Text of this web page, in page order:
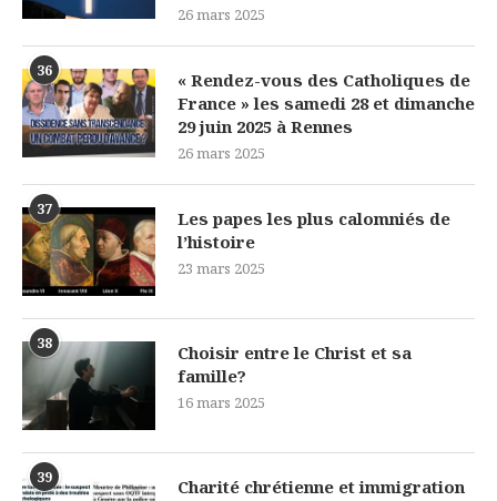
26 mars 2025
36
« Rendez-vous des Catholiques de
France » les samedi 28 et dimanche
29 juin 2025 à Rennes
26 mars 2025
37
Les papes les plus calomniés de
l’histoire
23 mars 2025
38
Choisir entre le Christ et sa
famille?
16 mars 2025
39 Charité chrétienne et immigration